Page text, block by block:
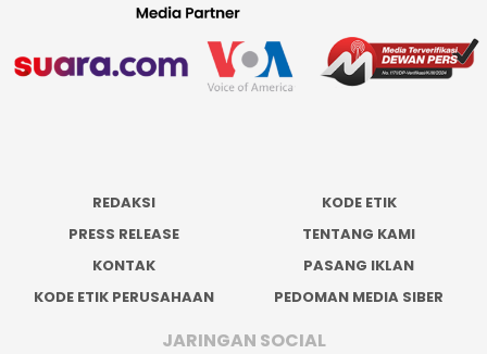
REDAKSI
KODE ETIK
PRESS RELEASE
TENTANG KAMI
KONTAK
PASANG IKLAN
KODE ETIK PERUSAHAAN
PEDOMAN MEDIA SIBER
JARINGAN SOCIAL